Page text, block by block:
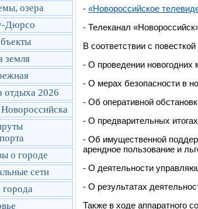
озера
Дюрсо
земля
отдыха 2026
о городе
сети
города
- «Новороссийское
- Телеканал
В соответствии с
- О проведении новогодних
- О мерах безопасности в
- Об оперативной
- О предварительных
- Об имущественной
арендное пользование и
- О деятельности
- О результатах
Также в ходе аппаратного